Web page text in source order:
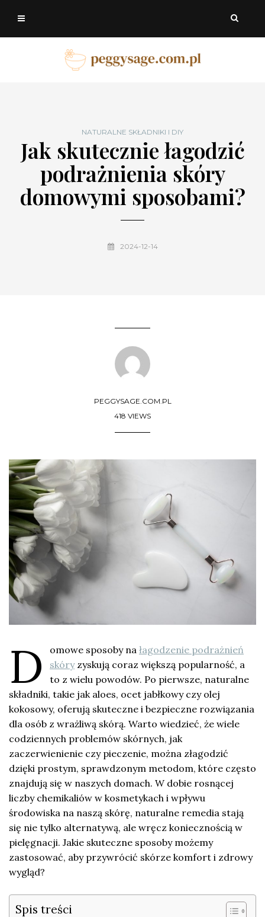
NATURALNE SKŁADNIKI I DIY
Jak skutecznie łagodzić
podrażnienia skóry
domowymi sposobami?
2024-12-14
PEGGYSAGE.COM.PL
418 VIEWS
D omowe sposoby na łagodzenie podrażnień
skóryzyskują coraz większą popularność, a
to z wielu powodów. Po pierwsze, naturalne
składniki, takie jak aloes, ocet jabłkowy czy olej
kokosowy, oferują skuteczne i bezpieczne rozwiązania
dla osób z wrażliwą skórą. Warto wiedzieć, że wiele
codziennych problemów skórnych, jak
zaczerwienienie czy pieczenie, można złagodzić
dzięki prostym, sprawdzonym metodom, które często
znajdują się w naszych domach. W dobie rosnącej
liczby chemikaliów w kosmetykach i wpływu
środowiska na naszą skórę, naturalne remedia stają
się nie tylko alternatywą, ale wręcz koniecznością w
pielęgnacji. Jakie skuteczne sposoby możemy
zastosować, aby przywrócić skórze komfort i zdrowy
wygląd?
Spis treści